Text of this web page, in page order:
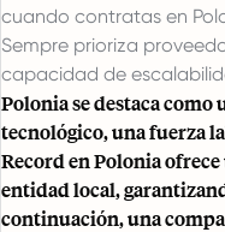
cuando contratas en
Sempre prioriza
capacidad de
Polonia se destaca
tecnológico, una fuerza
Record en Poloniaofrece
entidad local,
continuación, una